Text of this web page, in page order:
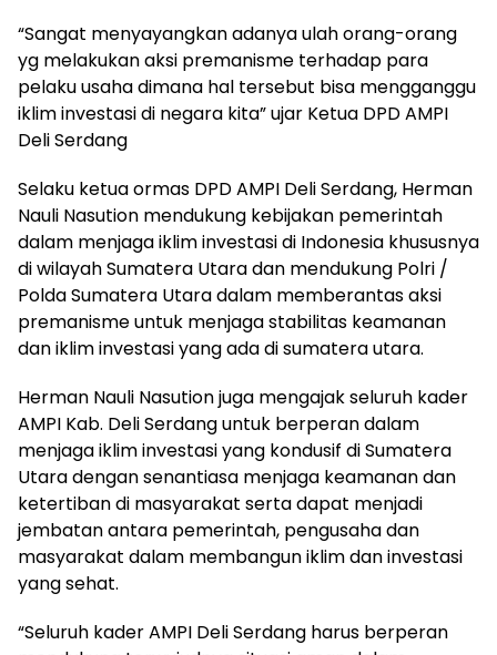
“Sangat menyayangkan adanya ulah orang-orang
yg melakukan aksi premanisme terhadap para
pelaku usaha dimana hal tersebut bisa mengganggu
iklim investasi di negara kita” ujar Ketua DPD AMPI
Deli Serdang
Selaku ketua ormas DPD AMPI Deli Serdang, Herman
Nauli Nasution mendukung kebijakan pemerintah
dalam menjaga iklim investasi di Indonesia khususnya
di wilayah Sumatera Utara dan mendukung Polri /
Polda Sumatera Utara dalam memberantas aksi
premanisme untuk menjaga stabilitas keamanan
dan iklim investasi yang ada di sumatera utara.
Herman Nauli Nasution juga mengajak seluruh kader
AMPI Kab. Deli Serdang untuk berperan dalam
menjaga iklim investasi yang kondusif di Sumatera
Utara dengan senantiasa menjaga keamanan dan
ketertiban di masyarakat serta dapat menjadi
jembatan antara pemerintah, pengusaha dan
masyarakat dalam membangun iklim dan investasi
yang sehat.
“Seluruh kader AMPI Deli Serdang harus berperan